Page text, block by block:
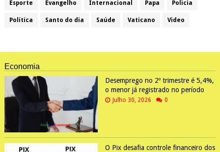
Esporte Evangelho Internacional Papa Policia
Política Santo do dia Saúde Vaticano Video
Economia
Desemprego no 2º trimestre é 5,4%,
o menor já registrado no período
Julho 30, 2026 0
O Pix desafia controle financeiro dos